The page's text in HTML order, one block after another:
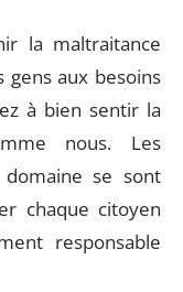
la maltraitance
gens aux besoins
à bien sentir la
nous. Les
domaine se sont
chaque citoyen
responsable